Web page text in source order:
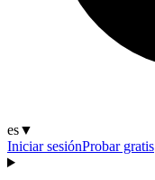
es▼
Iniciar sesiónProbar gratis